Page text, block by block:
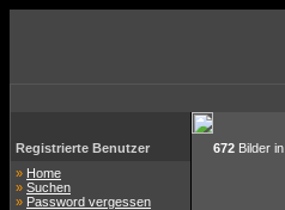
Registrierte Benutzer
» Home
» Suchen
» Password vergessen
672 Bilder in